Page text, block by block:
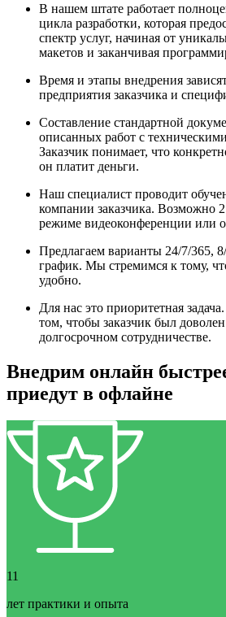
В нашем штате работает
цикла разработки, которая
спектр услуг, начиная от
макетов и заканчивая
Время и этапы внедрения
предприятия заказчика и
Составление стандартной
описанных работ с
Заказчик понимает, что
он платит деньги.
Наш специалист проводит
компании заказчика. Возможно
режиме видеоконференции или
Предлагаем варианты 24/7/365,
график. Мы стремимся к тому,
удобно.
Для нас это приоритетная
том, чтобы заказчик был
долгосрочном сотрудничестве.
Внедрим онлайн
приедут в офлайне
11
лет практики и опыта